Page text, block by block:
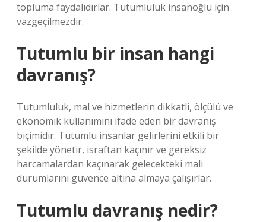
topluma faydalıdırlar. Tutumluluk insanoğlu için
vazgeçilmezdir.
Tutumlu bir insan hangi
davranış?
Tutumluluk, mal ve hizmetlerin dikkatli, ölçülü ve
ekonomik kullanımını ifade eden bir davranış
biçimidir. Tutumlu insanlar gelirlerini etkili bir
şekilde yönetir, israftan kaçınır ve gereksiz
harcamalardan kaçınarak gelecekteki mali
durumlarını güvence altına almaya çalışırlar.
Tutumlu davranış nedir?